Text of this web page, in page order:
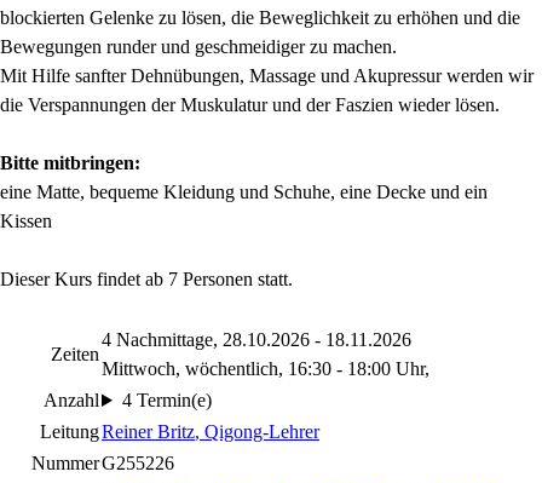
blockierten Gelenke zu lösen, die Beweglichkeit zu erhöhen und die
Bewegungen runder und geschmeidiger zu machen.
Mit Hilfe sanfter Dehnübungen, Massage und Akupressur werden wir
die Verspannungen der Muskulatur und der Faszien wieder lösen.
Bitte mitbringen:
eine Matte, bequeme Kleidung und Schuhe, eine Decke und ein
Kissen
Dieser Kurs findet ab 7 Personen statt.
Zeiten
4 Nachmittage, 28.10.2026 - 18.11.2026
Mittwoch, wöchentlich, 16:30 - 18:00 Uhr,
Anzahl
4 Termin(e)
LeitungReiner Britz, Qigong-Lehrer
NummerG255226